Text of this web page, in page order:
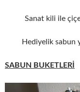
Sanat kili ile
Hediyelik sabun
SABUN BUKETLERİ